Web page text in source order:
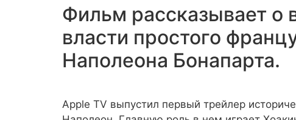
Фильм рассказывает о
власти простого
Наполеона Бонапарта.
Apple TV выпустил первый трейлер